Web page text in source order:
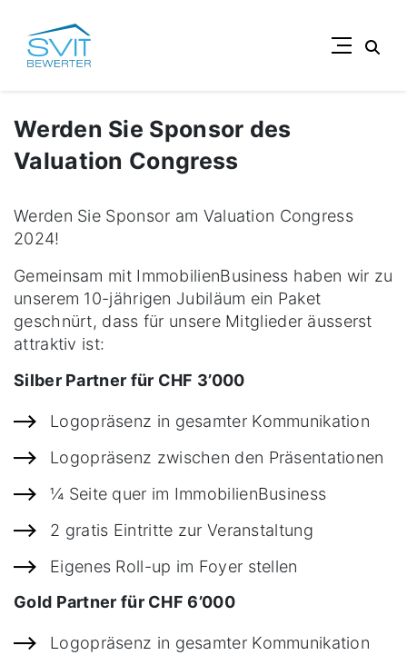
Werden Sie Sponsor des
Valuation Congress
Werden Sie Sponsor am Valuation Congress
2024!
Gemeinsam mit ImmobilienBusiness haben wir zu
unserem 10-jährigen Jubiläum ein Paket
geschnürt, dass für unsere Mitglieder äusserst
attraktiv ist:
Silber Partner für CHF 3’000
Logopräsenz in gesamter Kommunikation
Logopräsenz zwischen den Präsentationen
¼ Seite quer im ImmobilienBusiness
2 gratis Eintritte zur Veranstaltung
Eigenes Roll-up im Foyer stellen
Gold Partner für CHF 6’000
Logopräsenz in gesamter Kommunikation